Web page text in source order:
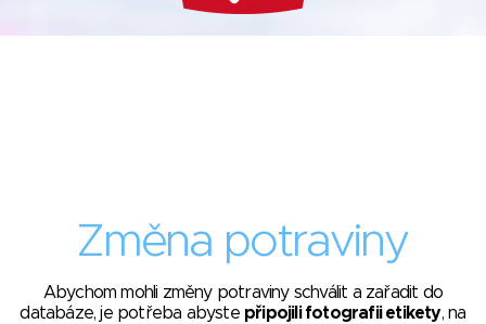
Změna potraviny
Abychom mohli změny potraviny schválit a zařadit do
databáze, je potřeba abyste připojili fotografii etikety, na